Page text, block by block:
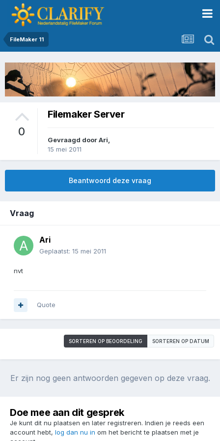
FileMaker 11
0
Filemaker Server
Gevraagd doorAri
15 mei 2011
Beantwoord deze vraag
Vraag
Ari
Geplaatst: 15 mei 2011
nvt
Quote
SORTEREN OP BEOORDELING SORTEREN OP DATUM
Er zijn nog geen antwoorden gegeven op deze vraag.
Doe mee aan dit gesprek
Je kunt dit nu plaatsen en later registreren. Indien je reeds een
account hebt, log dan nu in om het bericht te plaatsen met je